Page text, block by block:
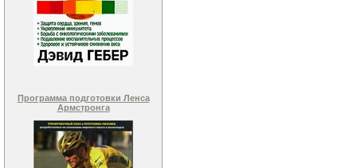
Программа подготовки Ленса
Армстронга